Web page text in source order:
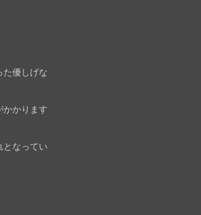
た優しげな
かかります
となってい